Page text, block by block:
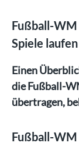
Fußball-WM
Spiele
Einen
die Fußball-
übertragen,
Fußball-WM